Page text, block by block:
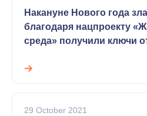
Накануне Нового года
благодаря нацпроекту
среда» получили ключи
29 October 2021